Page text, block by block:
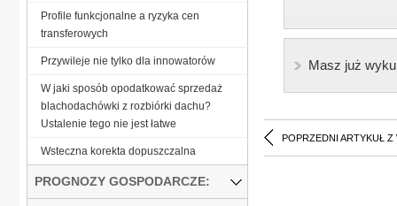
Masz już
POPRZEDNI ARTYKUŁ Z
Profile funkcjonalne a ryzyka cen
transferowych
Przywileje nie tylko dla innowatorów
W jaki sposób opodatkować sprzedaż
blachodachówki z rozbiórki dachu?
Ustalenie tego nie jest łatwe
Wsteczna korekta dopuszczalna
PROGNOZY GOSPODARCZE: